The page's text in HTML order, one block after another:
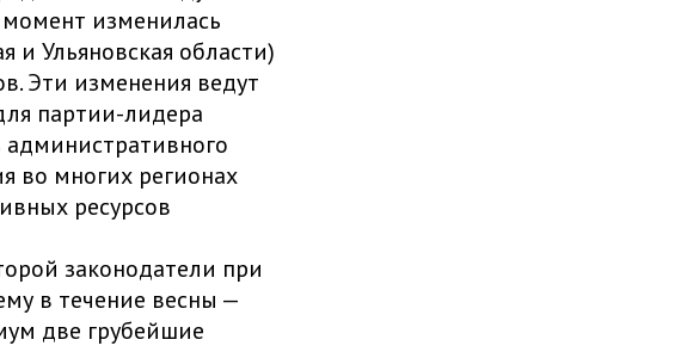
изменилась
и Ульяновская области)
Эти изменения ведут
партии-лидера
во многих регионах
ресурсов
законодатели при
в течение весны —
две грубейшие